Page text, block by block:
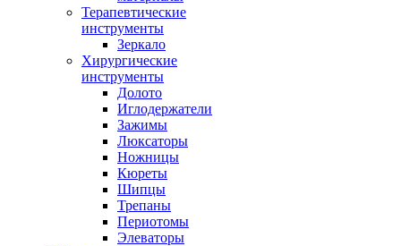
Терапевтические
инструменты
Зеркало
Хирургические
инструменты
Долото
Иглодержатели
Зажимы
Люксаторы
Ножницы
Кюреты
Шипцы
Трепаны
Периотомы
Элеваторы